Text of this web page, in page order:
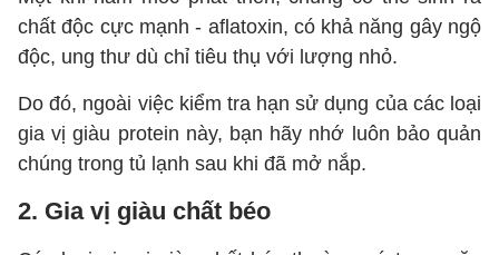
chất độc cực mạnh - aflatoxin, có khả năng gây ngộ
độc, ung thư dù chỉ tiêu thụ với lượng nhỏ.
Do đó, ngoài việc kiểm tra hạn sử dụng của các loại
gia vị giàu protein này, bạn hãy nhớ luôn bảo quản
chúng trong tủ lạnh sau khi đã mở nắp.
2. Gia vị giàu chất béo